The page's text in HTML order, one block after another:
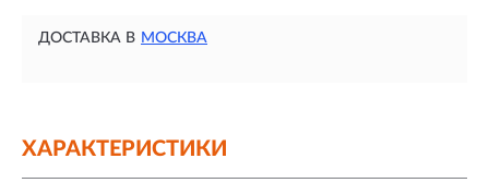
ДОСТАВКА В МОСКВА
ХАРАКТЕРИСТИКИ